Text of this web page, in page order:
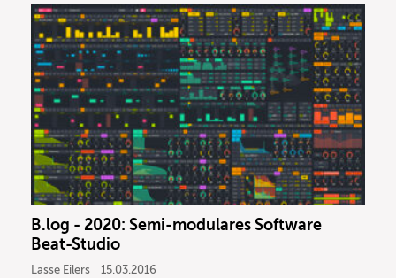
B.log - 2020: Semi-modulares Software
Beat-Studio
Lasse Eilers 15.03.2016